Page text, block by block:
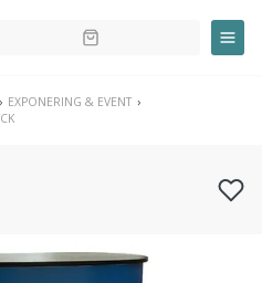
EXPONERING & EVENT